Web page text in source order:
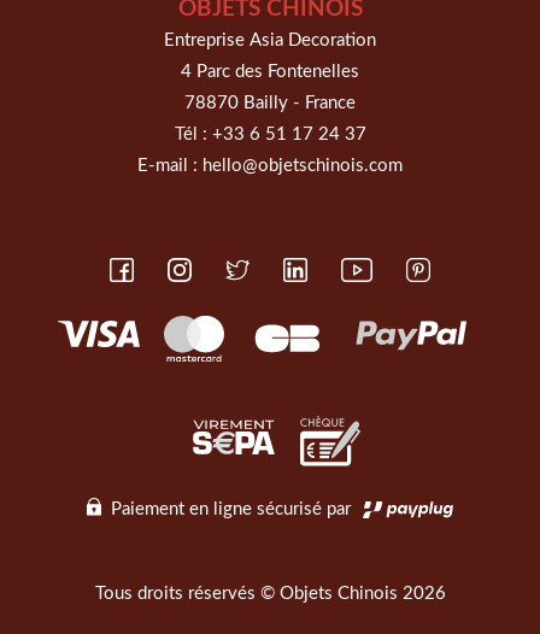
OBJETS CHINOIS
Entreprise Asia Decoration
4 Parc des Fontenelles
78870 Bailly - France
Tél : +33 6 51 17 24 37
E-mail : hello@objetschinois.com
Paiement en ligne sécurisé par
Tous droits réservés © Objets Chinois 2026